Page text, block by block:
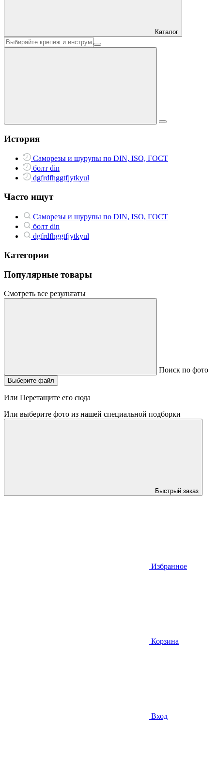
Каталог
История
Саморезы и шурупы по DIN, ISO, ГОСТ
болт din
dgfrdfhggtfjytkyul
Часто ищут
Саморезы и шурупы по DIN, ISO, ГОСТ
болт din
dgfrdfhggtfjytkyul
Категории
Популярные товары
Смотреть все результаты
Поиск по фото
Выберите файл
Или Перетащите его сюда
Или выберите фото из нашей специальной подборки
Быстрый заказ
Избранное
Корзина
Вход